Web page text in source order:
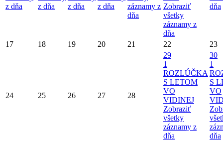
z dňa
z dňa
z dňa
z dňa
záznamy z
dňa
Zobraziť
všetky
záznamy z
dňa
dňa
17 18 19 20 21 22 23
24 25 26 27 28
29
1
ROZLÚČKA
S LETOM
VO
VIDINEJ
Zobraziť
všetky
záznamy z
dňa
30
1
S
VO
dňa